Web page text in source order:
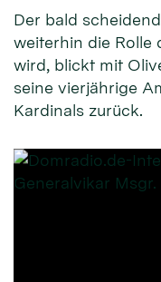
Der bald
weiterhin die Rolle
wird, blickt mit
seine vierjährige
Kardinals zurück.